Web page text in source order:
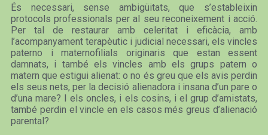
És necessari, sense ambigüitats, que s’estableixin
protocols professionals per al seu reconeixement i acció.
Per tal de restaurar amb celeritat i eficàcia, amb
l’acompanyament terapèutic i judicial necessari, els vincles
paterno i maternofilials originaris que estan essent
damnats, i també els vincles amb els grups patern o
matern que estigui alienat: o no és greu que els avis perdin
els seus nets, per la decisió alienadora i insana d’un pare o
d’una mare? I els oncles, i els cosins, i el grup d’amistats,
també perdin el vincle en els casos més greus d’alienació
parental?